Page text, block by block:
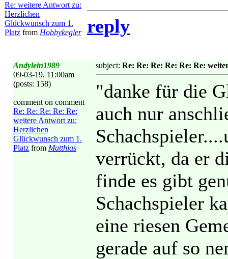
Re: weitere Antwort zu:
Herzlichen
Glückwunsch zum 1.
Platz from Hobbykegler reply
Andylein1989
09-03-19, 11:00am
(posts: 158)
comment on comment
Re: Re: Re: Re: Re:
weitere Antwort zu:
Herzlichen
Glückwunsch zum 1.
Platz from Matthias
subject: Re: Re: Re: Re: Re: Re:
"danke für die
auch nur
verrückt, da er
finde es gibt
Schachspieler
eine riesen
gerade auf so